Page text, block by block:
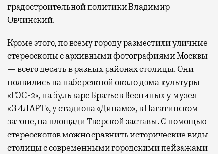
градостроительной политики Владимир
Овчинский.
Кроме этого, по всему городу разместили уличные
стереоскопы с архивными фотографиями Москвы
— всего десять в разных районах столицы. Они
появились на набережной около дома культуры
«ГЭС-2», на бульваре Братьев Весниных у музея
«ЗИЛАРТ», у стадиона «Динамо», в Нагатинском
затоне, на площади Тверской заставы. С помощью
стереоскопов можно сравнить исторические виды
столицы с современными городскими пейзажами